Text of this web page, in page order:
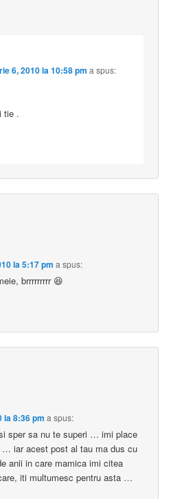
6, 2010 la 10:58 pm a spus:
tie .
la 5:17 pm a spus:
brrrrrrrrr 😆
la 8:36 pm a spus:
sper sa nu te superi … imi place
iar acest post al tau ma dus cu
anii in care mamica imi citea
iti multumesc pentru asta …